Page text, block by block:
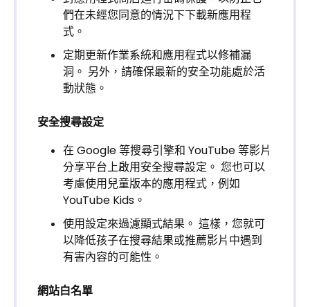
們在未經您同意的情況下下載新應用程
式。
定期更新作業系統和應用程式以修補漏
洞。 另外，請確保最新的安全功能處於活
動狀態。
安全搜尋設定
在 Google 等搜尋引擎和 YouTube 等影片
分享平台上啟用安全搜尋設定。 您也可以
考慮使用兒童版本的應用程式，例如
YouTube Kids。
使用設定來過濾顯式結果。 這樣，您就可
以降低孩子在搜尋結果或推薦影片中遇到
有害內容的可能性。
網站白名單